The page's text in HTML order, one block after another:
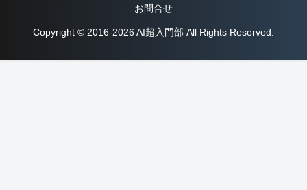
お問合せ
Copyright © 2016-2026 AI超入門部 All Rights Reserved.